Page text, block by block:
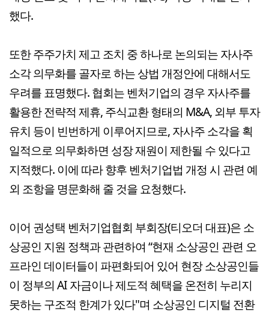
했다.
또한 주주가치 제고 조치 중 하나로 논의되는 자사주
소각 의무화를 골자로 하는 상법 개정안에 대해서도
우려를 표명했다. 협회는 벤처기업의 경우 자사주를
활용한 전략적 제휴, 주식교환 형태의 M&A, 외부 투자
유치 등이 빈번하게 이루어지므로, 자사주 소각을 획
일적으로 의무화하면 성장 재원이 제한될 수 있다고
지적했다. 이에 따라 향후 벤처기업법 개정 시 관련 예
외 조항을 명문화해 줄 것을 요청했다.
이어 권성택 벤처기업협회 부회장(티오더 대표)은 소
상공인 지원 정책과 관련하여 “현재 소상공인 관련 오
프라인 데이터들이 파편화되어 있어 현장 소상공인들
이 정부의 AI 자금이나 제도적 혜택을 온전히 누리지
못하는 구조적 한계가 있다"며 소상공인 디지털 전환